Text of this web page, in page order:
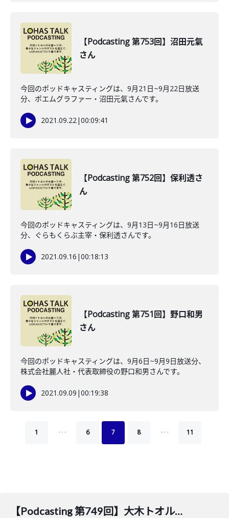
【Podcasting 第753回】沼田元氣
さん
今回のポッドキャスティングは、9月21日~9月22日放送
分、ポエムグラファー・沼田元氣さんです。
2021.09.22|00:09:41
【Podcasting 第752回】保利透さ
ん
今回のポッドキャスティングは、9月13日~9月16日放送
分、ぐらもくらぶ主宰・保利透さんです。
2021.09.16 |00:18:13
【Podcasting 第751回】野口和男
さん
今回のポッドキャスティングは、9月6日~9月9日放送分、
株式会社麗人社・代表取締役の野口和男さんです。
2021.09.09 |00:19:38
1 … 6 7 8 … 11
【Podcasting 第749回】大木トオルさん